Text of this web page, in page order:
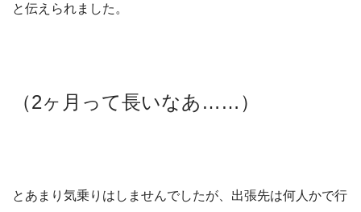
と伝えられました。
（2ヶ月って長いなあ……）
とあまり気乗りはしませんでしたが、出張先は何人かで行